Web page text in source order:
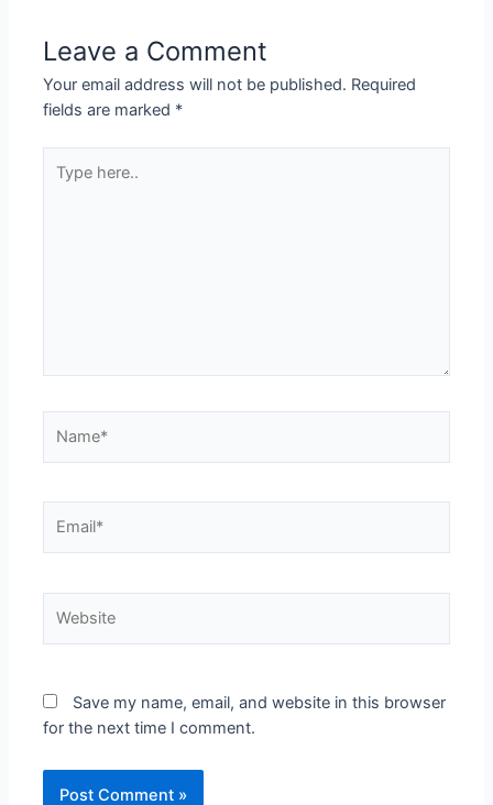
Leave a Comment
Your email address will not be published. Required
fields are marked *
Save my name, email, and website in this browser
for the next time I comment.